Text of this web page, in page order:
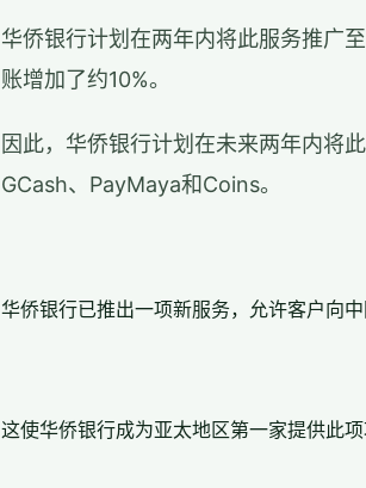
华侨银行计划在两年内将此服务推广
账增加了约10%。
因此，华侨银行计划在未来两年内将
GCash、PayMaya和Coins。
华侨银行已推出一项新服务，允许客户向
这使华侨银行成为亚太地区第一家提供此项